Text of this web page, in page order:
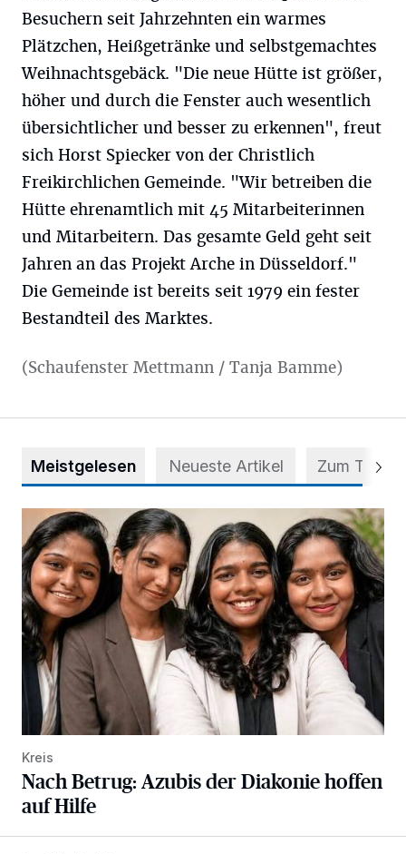
Besuchern seit Jahrzehnten ein warmes
Plätzchen, Heißgetränke und selbstgemachtes
Weihnachtsgebäck. "Die neue Hütte ist größer,
höher und durch die Fenster auch wesentlich
übersichtlicher und besser zu erkennen", freut
sich Horst Spiecker von der Christlich
Freikirchlichen Gemeinde. "Wir betreiben die
Hütte ehrenamtlich mit 45 Mitarbeiterinnen
und Mitarbeitern. Das gesamte Geld geht seit
Jahren an das Projekt Arche in Düsseldorf."
Die Gemeinde ist bereits seit 1979 ein fester
Bestandteil des Marktes.
(Schaufenster Mettmann / Tanja Bamme)
Meistgelesen Neueste Artikel Zum Thema
Nach Betrug: Azubis der Diakonie hoffen auf Hilfe
Kreis
Nach Betrug: Azubis der Diakonie hoffen
auf Hilfe